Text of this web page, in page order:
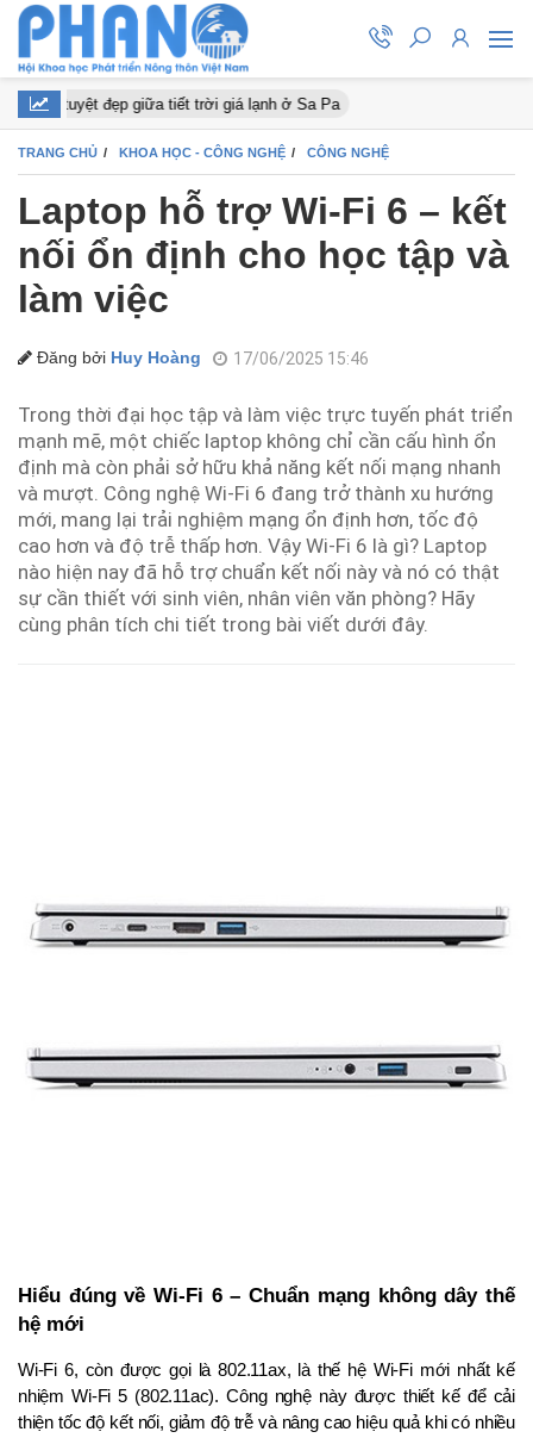
nở tuyệt đẹp giữa tiết trời giá lạnh ở Sa Pa
TRANG CHỦ KHOA HỌC - CÔNG NGHỆ CÔNG NGHỆ
Laptop hỗ trợ Wi-Fi 6 – kết
nối ổn định cho học tập và
làm việc
Đăng bởi Huy Hoàng 17/06/2025 15:46
Trong thời đại học tập và làm việc trực tuyến phát triển
mạnh mẽ, một chiếc laptop không chỉ cần cấu hình ổn
định mà còn phải sở hữu khả năng kết nối mạng nhanh
và mượt. Công nghệ Wi-Fi 6 đang trở thành xu hướng
mới, mang lại trải nghiệm mạng ổn định hơn, tốc độ
cao hơn và độ trễ thấp hơn. Vậy Wi-Fi 6 là gì? Laptop
nào hiện nay đã hỗ trợ chuẩn kết nối này và nó có thật
sự cần thiết với sinh viên, nhân viên văn phòng? Hãy
cùng phân tích chi tiết trong bài viết dưới đây.
Hiểu đúng về Wi-Fi 6 – Chuẩn mạng không dây thế
hệ mới
Wi-Fi 6, còn được gọi là 802.11ax, là thế hệ Wi-Fi mới nhất kế
nhiệm Wi-Fi 5 (802.11ac). Công nghệ này được thiết kế để cải
thiện tốc độ kết nối, giảm độ trễ và nâng cao hiệu quả khi có nhiều